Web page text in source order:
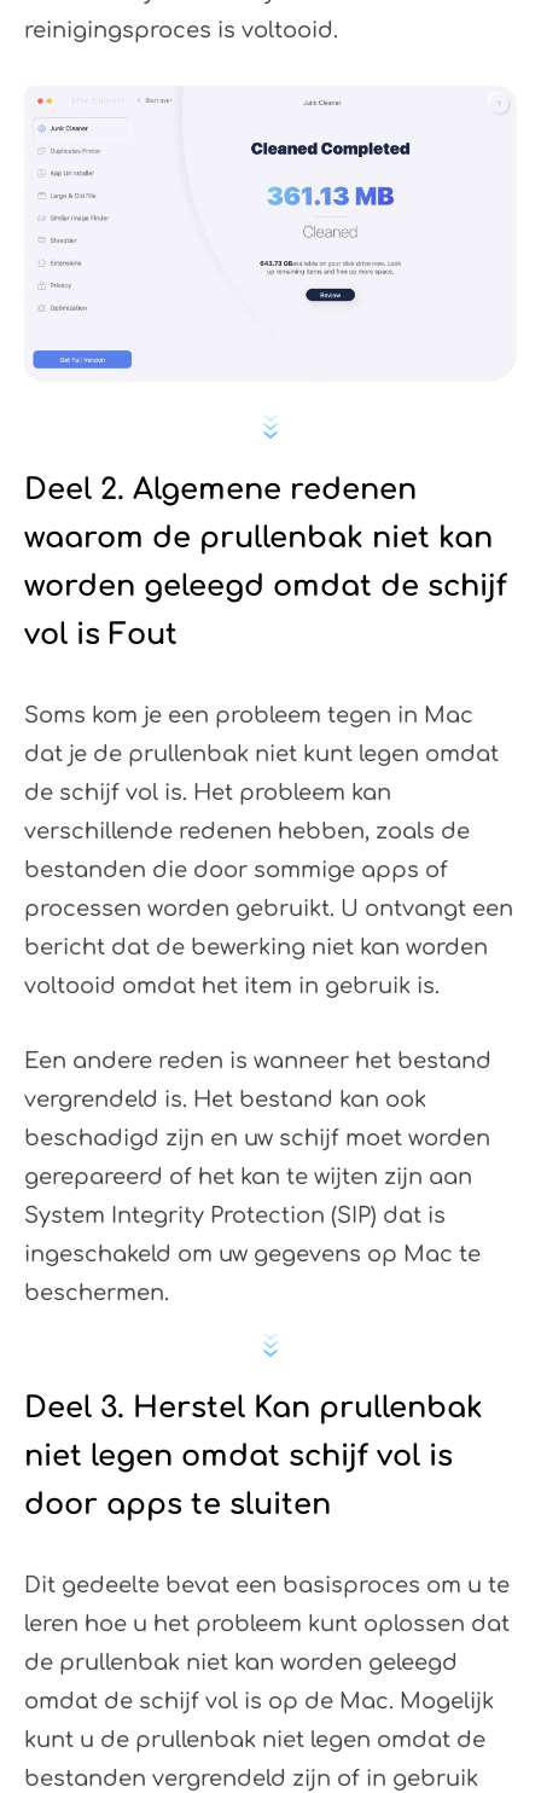
reinigingsproces is voltooid.
Deel 2. Algemene redenen
waarom de prullenbak niet kan
worden geleegd omdat de schijf
vol is Fout
Soms kom je een probleem tegen in Mac
dat je de prullenbak niet kunt legen omdat
de schijf vol is. Het probleem kan
verschillende redenen hebben, zoals de
bestanden die door sommige apps of
processen worden gebruikt. U ontvangt een
bericht dat de bewerking niet kan worden
voltooid omdat het item in gebruik is.
Een andere reden is wanneer het bestand
vergrendeld is. Het bestand kan ook
beschadigd zijn en uw schijf moet worden
gerepareerd of het kan te wijten zijn aan
System Integrity Protection (SIP) dat is
ingeschakeld om uw gegevens op Mac te
beschermen.
Deel 3. Herstel Kan prullenbak
niet legen omdat schijf vol is
door apps te sluiten
Dit gedeelte bevat een basisproces om u te
leren hoe u het probleem kunt oplossen dat
de prullenbak niet kan worden geleegd
omdat de schijf vol is op de Mac. Mogelijk
kunt u de prullenbak niet legen omdat de
bestanden vergrendeld zijn of in gebruik